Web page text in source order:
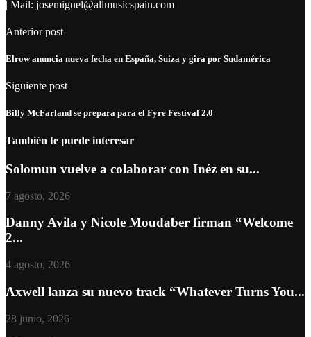
| Mail: josemiguel@allmusicspain.com
Anterior post
Elrow anuncia nueva fecha en España, Suiza y gira por Sudamérica
Siguiente post
Billy McFarland se prepara para el Fyre Festival 2.0
También te puede interesar
Solomun vuelve a colaborar con Inéz en su...
7 agosto, 2026
Danny Avila y Nicole Moudaber firman “Welcome
2...
4 agosto, 2026
Axwell lanza su nuevo track “Whatever Turns You...
28 junio, 2026